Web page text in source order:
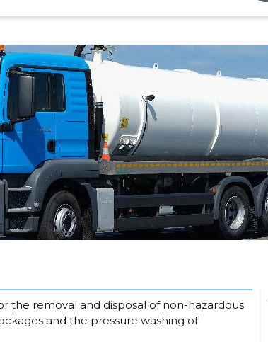
the removal and disposal of non-hazardous
and the pressure washing of